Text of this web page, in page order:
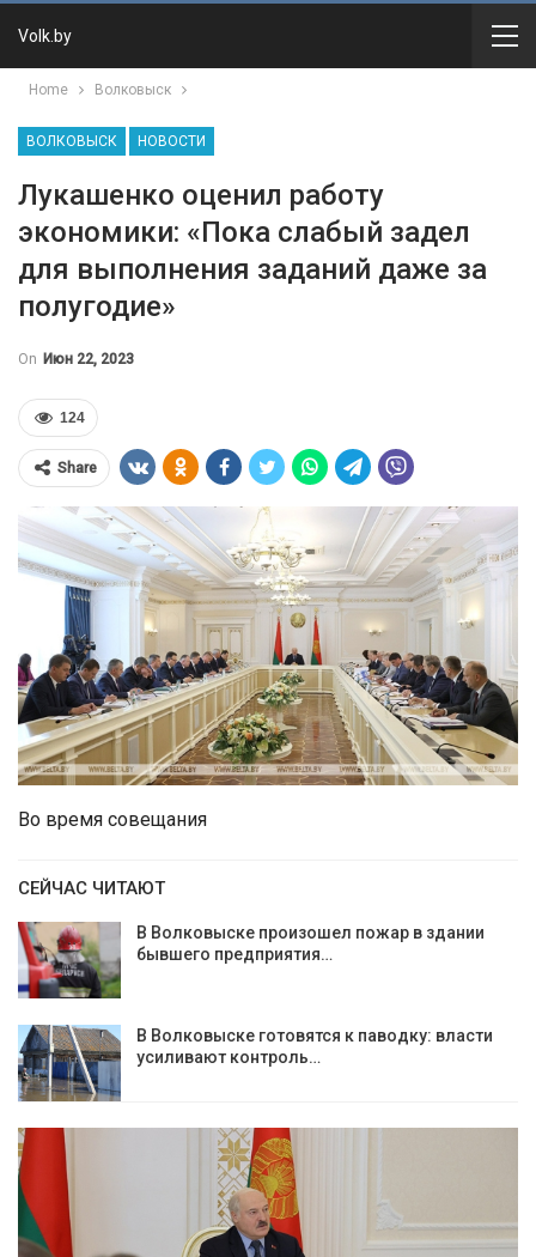
Volk.by
Home Волковыск
ВОЛКОВЫСК НОВОСТИ
Лукашенко оценил работу
экономики: «Пока слабый задел
для выполнения заданий даже за
полугодие»
On Июн 22, 2023
124
Share
Во время совещания
СЕЙЧАС ЧИТАЮТ
В Волковыске произошел пожар в здании
бывшего предприятия…
В Волковыске готовятся к паводку: власти
усиливают контроль…